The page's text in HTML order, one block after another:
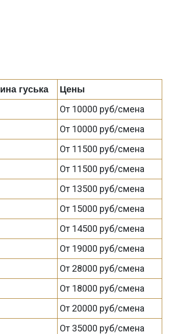
гуська Цены
От 10000 руб/смена
От 10000 руб/смена
От 11500 руб/смена
От 11500 руб/смена
От 13500 руб/смена
От 15000 руб/смена
От 14500 руб/смена
От 19000 руб/смена
От 28000 руб/смена
От 18000 руб/смена
От 20000 руб/смена
От 35000 руб/смена